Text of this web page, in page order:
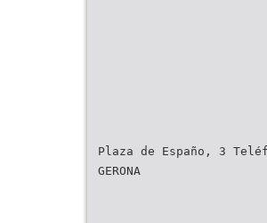
Plaza de Españo, 3
GERONA